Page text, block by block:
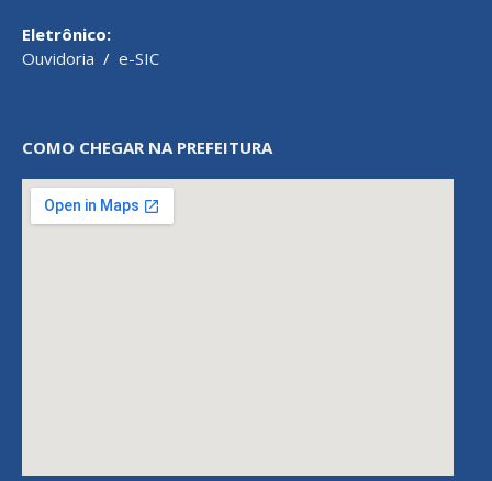
Eletrônico:
Ouvidoria / e-SIC
COMO CHEGAR NA PREFEITURA